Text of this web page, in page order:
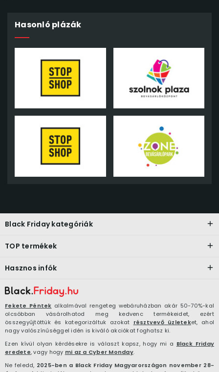
Hasonló plázák
Fekete Péntek alkalmával rengeteg webáruházban akár 50-70%-kal
olcsóbban vásárolhatod meg kedvenc termékeidet, ezért
összegyűjtöttük és kategorizáltuk azokat résztvevő üzleteket, ahol
nagy valószínűséggel idén is kiváló akciókat foghatsz ki.
Ezen kívül olyan kérdésekre is választ kapsz, hogy mi a Black Friday
eredete, vagy hogy mi az a Cyber Monday.
Ne feledd, 2025-ben a Black Friday Magyarországon november 28-
Black Friday kategóriák
TOP termékek
Hasznos infók